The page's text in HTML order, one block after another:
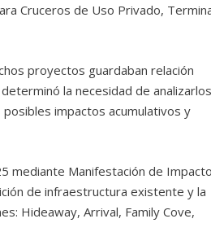
Cruceros de Uso Privado,
proyectos guardaban relación
la necesidad de
impactos acumulativos y
mediante Manifestación de
de infraestructura existente y la
Hideaway, Arrival, Family Cove,